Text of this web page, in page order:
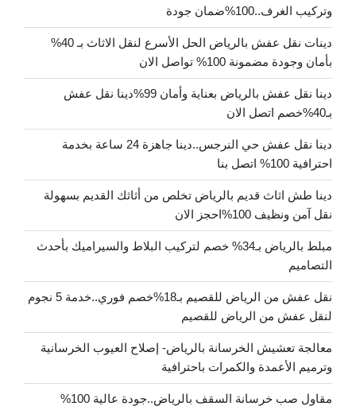
وتركيب الغرف..100%ضمان جودة
دينات نقل عفش بالرياض الحل الأسرع لنقل الاثاث بـ 40%
بأمان وجودة مضمونة 100% تواصل الان
دينا نقل عفش بالرياض بعناية وأمان 99%دينا نقل عفش
بـ40%خصم اتصل الان
دينا نقل عفش حي النرجس..دينا جاهزة 24 ساعة بخدمة
احترافية 100% اتصل بنا
دينا طش اثاث قديم بالرياض تخلص من أثاثك القديم بسهولة
نقل آمن ونظيف 100%احجز الان
مبلط بالرياض بـ34% خصم لتركيب البلاط والسيراميك بأحدث
التصاميم
نقل عفش من الرياض للقصيم بـ18%خصم فوري..خدمة 5 نجوم
لنقل عفش من الرياض للقصيم
معالجة تعشيش الخرسانة بالرياض- إصلاح العيوب الخرسانية
وترميم الأعمدة والكمرات باحترافية
مقاول صب خرسانة السقف بالرياض..جودة عالية 100%